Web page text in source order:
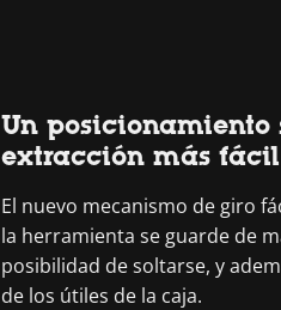
Un posicionamiento
extracción más fácil
El nuevo mecanismo de giro
la herramienta se guarde de
posibilidad de soltarse, y
de los útiles de la caja.